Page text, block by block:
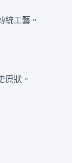
統工藝。
原狀。